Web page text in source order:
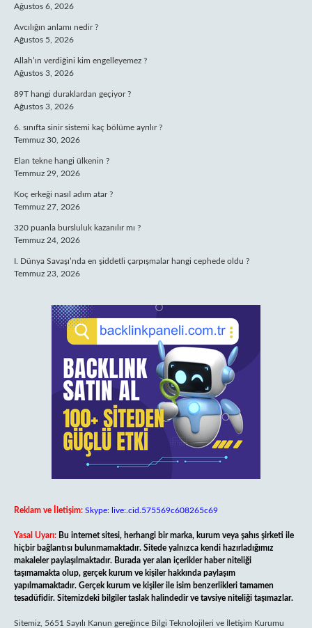
Ağustos 6, 2026
Avcılığın anlamı nedir ?
Ağustos 5, 2026
Allah’ın verdiğini kim engelleyemez ?
Ağustos 3, 2026
89T hangi duraklardan geçiyor ?
Ağustos 3, 2026
6. sınıfta sinir sistemi kaç bölüme ayrılır ?
Temmuz 30, 2026
Elan tekne hangi ülkenin ?
Temmuz 29, 2026
Koç erkeği nasıl adım atar ?
Temmuz 27, 2026
320 puanla bursluluk kazanılır mı ?
Temmuz 24, 2026
I. Dünya Savaşı’nda en şiddetli çarpışmalar hangi cephede oldu ?
Temmuz 23, 2026
Reklam ve İletişim: Skype: live:.cid.575569c608265c69
Yasal Uyarı: Bu internet sitesi, herhangi bir marka, kurum veya şahıs şirketi ile
hiçbir bağlantısı bulunmamaktadır. Sitede yalnızca kendi hazırladığımız
makaleler paylaşılmaktadır. Burada yer alan içerikler haber niteliği
taşımamakta olup, gerçek kurum ve kişiler hakkında paylaşım
yapılmamaktadır. Gerçek kurum ve kişiler ile isim benzerlikleri tamamen
tesadüfidir. Sitemizdeki bilgiler taslak halindedir ve tavsiye niteliği taşımazlar.
Sitemiz, 5651 Sayılı Kanun gereğince Bilgi Teknolojileri ve İletişim Kurumu